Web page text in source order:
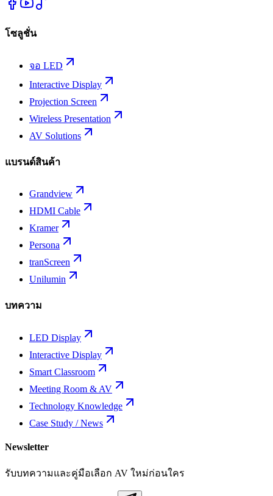
โซลูชั่น
จอ LED
Interactive Display
Projection Screen
Wireless Presentation
AV Solutions
แบรนด์สินค้า
Grandview
HDMI Cable
Kramer
Persona
tranScreen
Unilumin
บทความ
LED Display
Interactive Display
Smart Classroom
Meeting Room & AV
Technology Knowledge
Case Study / News
Newsletter
รับบทความและคู่มือเลือก AV ใหม่ก่อนใคร